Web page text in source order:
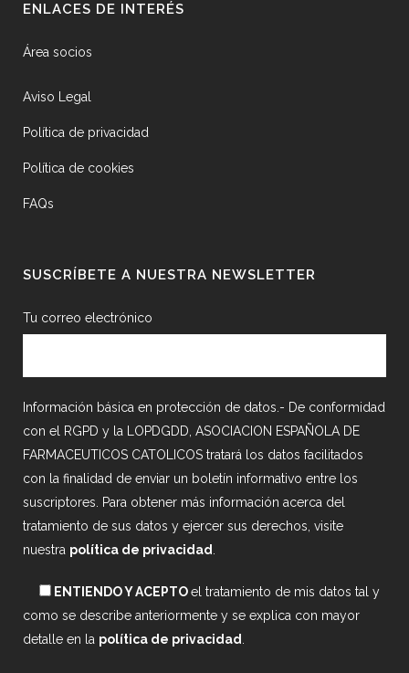
ENLACES DE INTERÉS
Área socios
Aviso Legal
Política de privacidad
Política de cookies
FAQs
SUSCRÍBETE A NUESTRA NEWSLETTER
Tu correo electrónico
Información básica en protección de datos.- De conformidad
con el RGPD y la LOPDGDD, ASOCIACION ESPAÑOLA DE
FARMACEUTICOS CATOLICOS tratará los datos facilitados
con la finalidad de enviar un boletín informativo entre los
suscriptores. Para obtener más información acerca del
tratamiento de sus datos y ejercer sus derechos, visite
nuestra política de privacidad
ENTIENDO Y ACEPTOel tratamiento de mis datos tal y
como se describe anteriormente y se explica con mayor
detalle en la política de privacidad